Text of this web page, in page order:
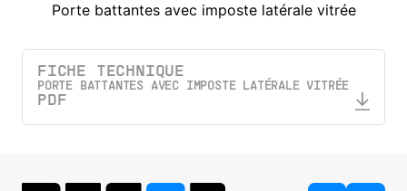
Porte battantes avec imposte latérale vitrée
FICHE TECHNIQUE
PORTE BATTANTES AVEC IMPOSTE LATÉRALE VITRÉE
PDF